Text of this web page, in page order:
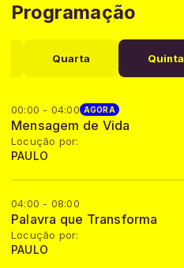
Programação
Quarta Quinta
00:00 - 04:00 AGORA
Mensagem de Vida
Locução por:
PAULO
04:00 - 08:00
Palavra que Transforma
Locução por:
PAULO